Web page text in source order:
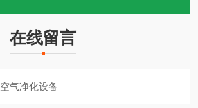
在线留言